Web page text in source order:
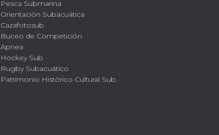
Pesca Submarina
Orientación Subacuática
Cazafotosub
Buceo de Competición
Apnea
Hockey Sub
Rugby Subacuático
Patrimonio Histórico Cultural Sub.